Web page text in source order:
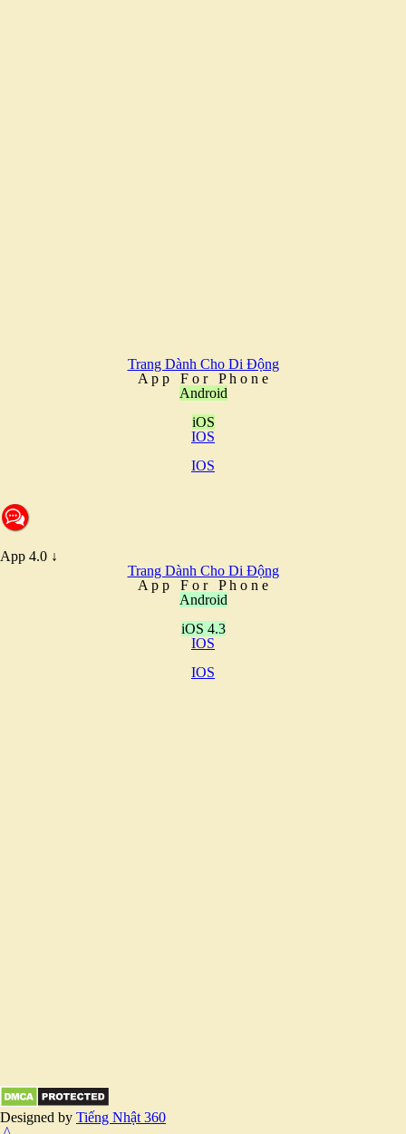
Trang Dành Cho Di Động
A p p F o r P h o n e
Android
iOS
IOS
IOS
App 4.0 ↓
Trang Dành Cho Di Động
A p p F o r P h o n e
Android
iOS 4.3
IOS
IOS
Designed by Tiếng Nhật 360